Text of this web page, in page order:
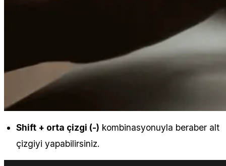
Shift + orta çizgi (-) kombinasyonuyla beraber alt
çizgiyi yapabilirsiniz.